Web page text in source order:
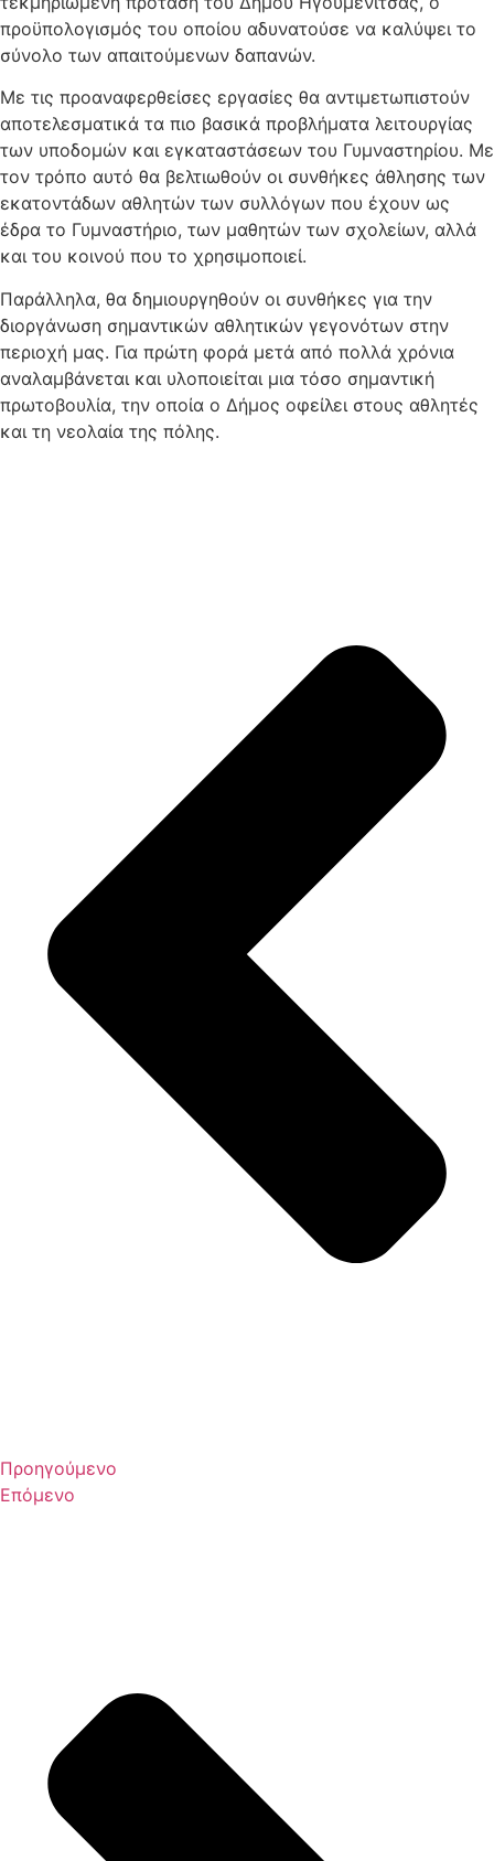
προϋπολογισμός του οποίου αδυνατούσε να καλύψει το
σύνολο των απαιτούμενων δαπανών.
Με τις προαναφερθείσες εργασίες θα αντιμετωπιστούν
αποτελεσματικά τα πιο βασικά προβλήματα λειτουργίας
των υποδομών και εγκαταστάσεων του Γυμναστηρίου. Με
τον τρόπο αυτό θα βελτιωθούν οι συνθήκες άθλησης των
εκατοντάδων αθλητών των συλλόγων που έχουν ως
έδρα το Γυμναστήριο, των μαθητών των σχολείων, αλλά
και του κοινού που το χρησιμοποιεί.
Παράλληλα, θα δημιουργηθούν οι συνθήκες για την
διοργάνωση σημαντικών αθλητικών γεγονότων στην
περιοχή μας. Για πρώτη φορά μετά από πολλά χρόνια
αναλαμβάνεται και υλοποιείται μια τόσο σημαντική
πρωτοβουλία, την οποία ο Δήμος οφείλει στους αθλητές
και τη νεολαία της πόλης.
Προηγούμενο
Επόμενο